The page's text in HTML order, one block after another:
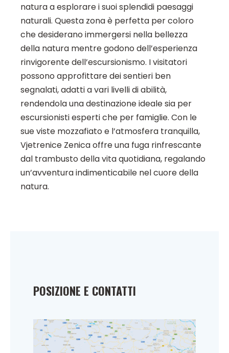
natura a esplorare i suoi splendidi paesaggi
naturali. Questa zona è perfetta per coloro
che desiderano immergersi nella bellezza
della natura mentre godono dell’esperienza
rinvigorente dell’escursionismo. I visitatori
possono approfittare dei sentieri ben
segnalati, adatti a vari livelli di abilità,
rendendola una destinazione ideale sia per
escursionisti esperti che per famiglie. Con le
sue viste mozzafiato e l’atmosfera tranquilla,
Vjetrenice Zenica offre una fuga rinfrescante
dal trambusto della vita quotidiana, regalando
un’avventura indimenticabile nel cuore della
natura.
POSIZIONE E CONTATTI